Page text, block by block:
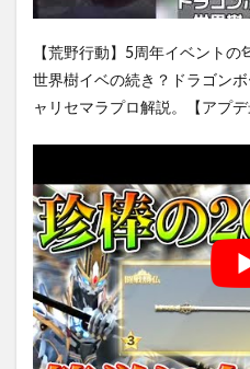
【荒野行動】5周年イベント
世界樹イベの続き？ドラゴン
ャリセマラプロ解説。【アプデ